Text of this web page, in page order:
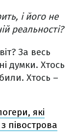
і його не
реальності?
За весь
думки. Хтось
Хтось –
які
півострова